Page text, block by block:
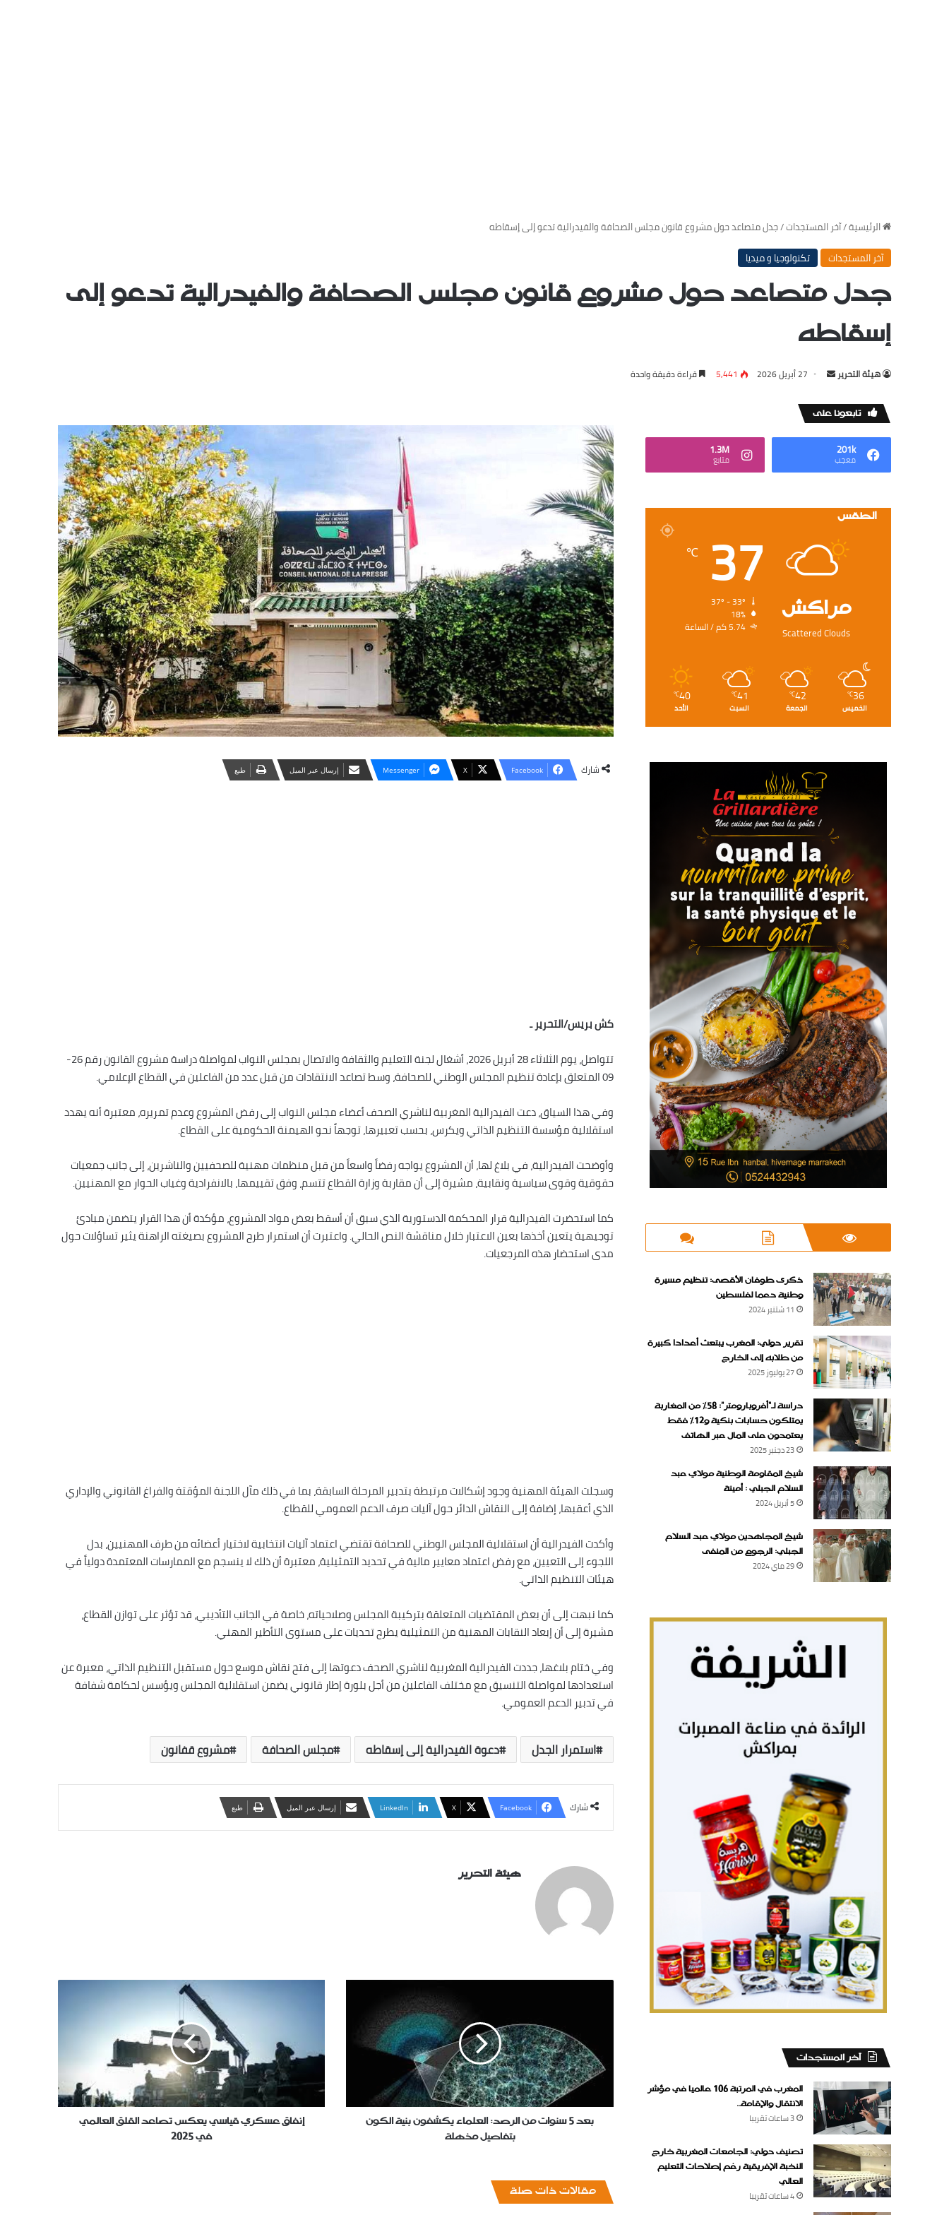
‏الرئيسية/‏آخر المستجدات/جدل متصاعد حول مشروع قانون مجلس الصحافة والفيدرالية تدعو إلى إسقاطه
‏آخر المستجدات
‏تكنولوجيا و ميديا
جدل متصاعد حول مشروع قانون مجلس الصحافة والفيدرالية تدعو إلى
إسقاطه
‏هيئة ‏التحرير
Send
email
27 أبريل 2026 5,441 قراءة دقيقة واحدة
شارك Facebook
X
Messenger ‏إرسال عبر الميل ‏طبع
كش بريس/التحرير ـ
تتواصل، يوم الثلاثاء 28 أبريل 2026، أشغال لجنة التعليم والثقافة والاتصال بمجلس النواب لمواصلة دراسة مشروع القانون رقم 26-
09 المتعلق بإعادة تنظيم المجلس الوطني للصحافة، وسط تصاعد الانتقادات من قبل عدد من الفاعلين في القطاع الإعلامي.
وفي هذا السياق، دعت الفيدرالية المغربية لناشري الصحف أعضاء مجلس النواب إلى رفض المشروع وعدم تمريره، معتبرة أنه يهدد
استقلالية مؤسسة التنظيم الذاتي ويكرس، بحسب تعبيرها، توجهاً نحو الهيمنة الحكومية على القطاع.
وأوضحت الفيدرالية، في بلاغ لها، أن المشروع يواجه رفضاً واسعاً من قبل منظمات مهنية للصحفيين والناشرين، إلى جانب جمعيات
حقوقية وقوى سياسية ونقابية، مشيرة إلى أن مقاربة وزارة القطاع تتسم، وفق تقييمها، بالانفرادية وغياب الحوار مع المهنيين.
كما استحضرت الفيدرالية قرار المحكمة الدستورية الذي سبق أن أسقط بعض مواد المشروع، مؤكدة أن هذا القرار يتضمن مبادئ
توجيهية يتعين أخذها بعين الاعتبار خلال مناقشة النص الحالي. واعتبرت أن استمرار طرح المشروع بصيغته الراهنة يثير تساؤلات حول
مدى استحضار هذه المرجعيات.
وسجلت الهيئة المهنية وجود إشكالات مرتبطة بتدبير المرحلة السابقة، بما في ذلك مآل اللجنة المؤقتة والفراغ القانوني والإداري
الذي أعقبها، إضافة إلى النقاش الدائر حول آليات صرف الدعم العمومي للقطاع.
وأكدت الفيدرالية أن استقلالية المجلس الوطني للصحافة تقتضي اعتماد آليات انتخابية لاختيار أعضائه من طرف المهنيين، بدل
اللجوء إلى التعيين، مع رفض اعتماد معايير مالية في تحديد التمثيلية، معتبرة أن ذلك لا ينسجم مع الممارسات المعتمدة دولياً في
هيئات التنظيم الذاتي.
كما نبهت إلى أن بعض المقتضيات المتعلقة بتركيبة المجلس وصلاحياته، خاصة في الجانب التأديبي، قد تؤثر على توازن القطاع،
مشيرة إلى أن إبعاد النقابات المهنية من التمثيلية يطرح تحديات على مستوى التأطير المهني.
وفي ختام بلاغها، جددت الفيدرالية المغربية لناشري الصحف دعوتها إلى فتح نقاش موسع حول مستقبل التنظيم الذاتي، معبرة عن
استعدادها لمواصلة التنسيق مع مختلف الفاعلين من أجل بلورة إطار قانوني يضمن استقلالية المجلس ويؤسس لحكامة شفافة
في تدبير الدعم العمومي.
استمرار الجدل دعوة الفيدرالية إلى إسقاطه مجلس الصحافة مشروع قفانون
شارك Facebook
X
LinkedIn ‏إرسال عبر الميل ‏طبع
‏هيئة ‏التحرير
بعد
العلماء
يكشفون
الكون
بتفاصيل
بعد 5 سنوات من الرصد: العلماء يكشفون بنية الكون
بتفاصيل مذهلة
القلق
في
2025
إنفاق عسكري قياسي يعكس تصاعد القلق العالمي
في 2025
‏مقالات ذات صلة
‏تابعونا على
201k
‏معجب
1.3M
‏متابع
الطقس
‏مراكش
Scattered Clouds
37
℃
18%
5.74 ‏كم / الساعة
36
℃
الخميس
42
℃
الجمعة
41
℃
السبت
40
℃
الأحد
ذكرى طوفان الأقصى: تنظيم مسيرة
وطنية دعما لفلسطين
11 شتنبر 2024
تقرير دولي: المغرب يبتعث أعدادا كبيرة
من طلابه إلى الخارج
27 يوليوز 2025
دراسة لـ“أفروبارومتر”: 58٪ من المغاربة
يمتلكون حسابات بنكية و12٪ فقط
يعتمدون على المال عبر الهاتف
23 دجنبر 2025
شيخ المقاومة الوطنية مولاي عبد
السلام الجبلي : أمينة
5 أبريل 2024
شيخ المجاهدين مولاي عبد السلام
الجبلي: الرجوع من المنفى
29 ماي 2024
‏آخر المستجدات
المغرب في المرتبة 106 عالميا في مؤشر
الانتقال والإقامة..
3 ساعات ‏تقريبا
تصنيف دولي: الجامعات المغربية خارج
النخبة الإفريقية رغم إصلاحات التعليم
العالي
4 ساعات ‏تقريبا